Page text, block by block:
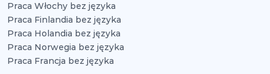
Praca Włochy bez języka
Praca Finlandia bez języka
Praca Holandia bez języka
Praca Norwegia bez języka
Praca Francja bez języka